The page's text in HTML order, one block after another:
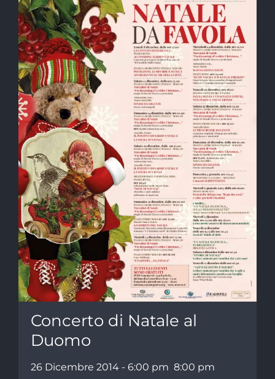
Concerto di Natale al
Duomo
26 Dicembre 2014 - 6:00 pm 8:00 pm